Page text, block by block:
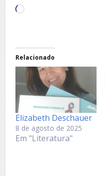
Carregando...
Relacionado
Elizabeth Deschauer
8 de agosto de 2025
Em "Literatura"